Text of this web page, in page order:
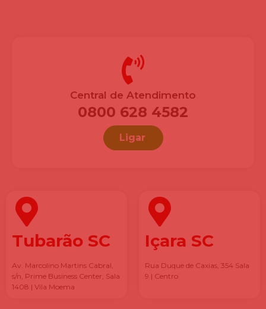
Central de Atendimento
0800 628 4582
Ligar
Tubarão SC
Av. Marcolino Martins Cabral,
s/n, Prime Business Center, Sala
1408 | Vila Moema
Içara SC
Rua Duque de Caxias, 354 Sala
9 | Centro